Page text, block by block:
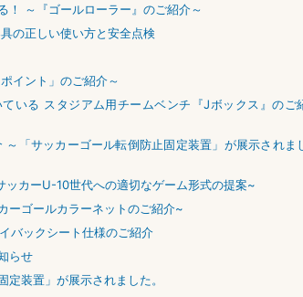
！ ～『ゴールローラー』のご紹介～
の正しい使い方と安全点検
イント」のご紹介～
いる スタジアム用チームベンチ『Jボックス』のご
「サッカーゴール転倒防止固定装置」が展示されま
カーU-10世代への適切なゲーム形式の提案~
ーゴールカラーネットのご紹介~
バックシート仕様のご紹介
らせ
定装置」が展示されました。